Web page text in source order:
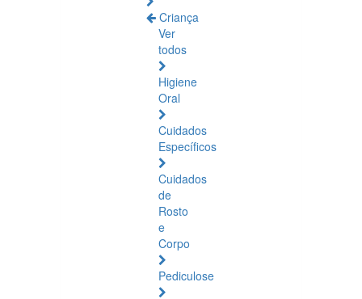
Criança
Ver
todos
Higiene
Oral
Cuidados
Específicos
Cuidados
de
Rosto
e
Corpo
Pediculose